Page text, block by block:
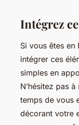
Intégrez
Si vous êtes
intégrer ces
simples en
N’hésitez pas
temps de vous
décorant votre